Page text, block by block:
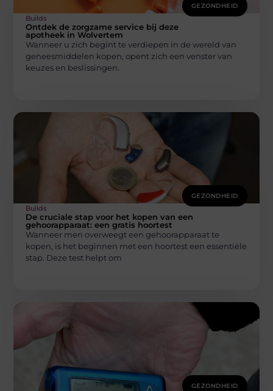
GEZONDHEID
Builds
Ontdek de zorgzame service bij deze
apotheek in Wolvertem
Wanneer u zich begint te verdiepen in de wereld van
geneesmiddelen kopen, opent zich een venster van
keuzes en beslissingen.
GEZONDHEID
Builds
De cruciale stap voor het kopen van een
gehoorapparaat: een gratis hoortest
Wanneer men overweegt een gehoorapparaat te
kopen, is het beginnen met een hoortest een essentiële
stap. Deze test helpt om
GEZONDHEID